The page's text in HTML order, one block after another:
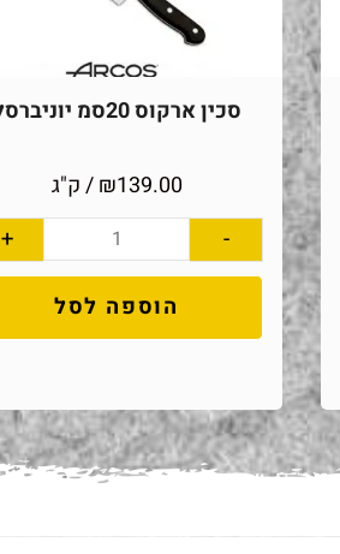
סכין ארקוס 20סמ יוניברסל
₪139.00 / ק"ג
-
+
הוספה לסל